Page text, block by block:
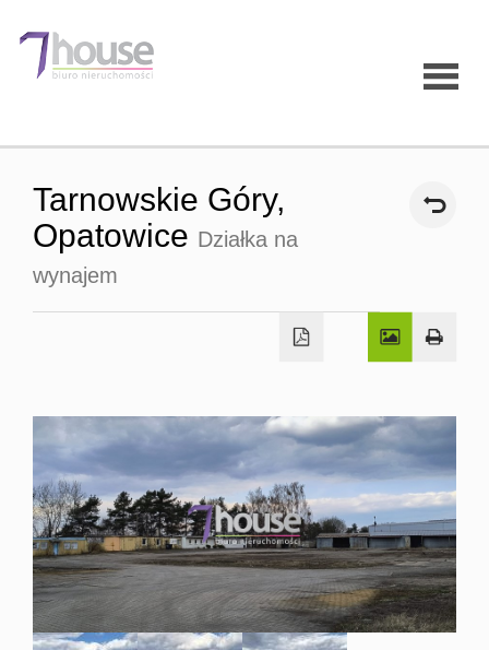
Strona
Domy
Dzialki
Lokale
Tarnowskie Góry,
Opatowice Działka na
wynajem